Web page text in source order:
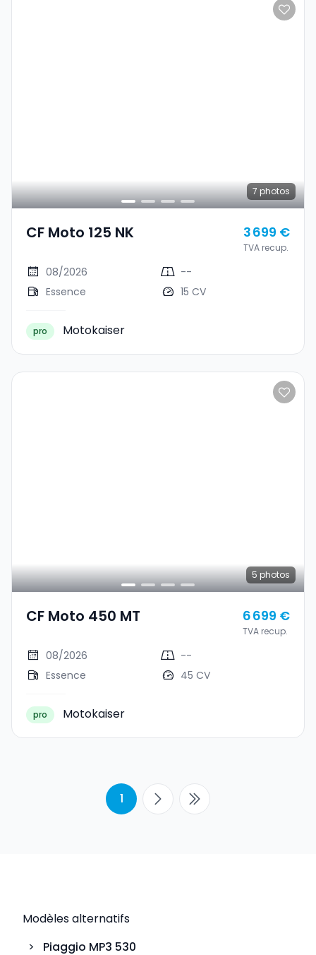
7 photos
CF Moto 125 NK 3 699 €
TVA recup.
08/2026
--
Essence
15 CV
pro Motokaiser
5 photos
CF Moto 450 MT 6 699 €
TVA recup.
08/2026
--
Essence
45 CV
pro Motokaiser
1
Modèles alternatifs
>
Piaggio MP3 530